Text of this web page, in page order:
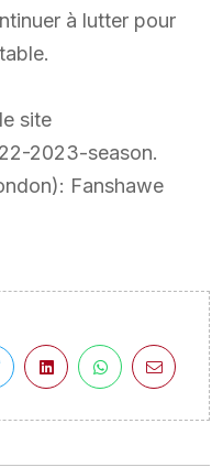
à lutter pour
site
2023-season.
Fanshawe